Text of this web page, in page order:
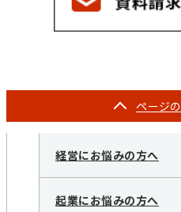
ページの
経営にお悩みの方へ
起業にお悩みの方へ